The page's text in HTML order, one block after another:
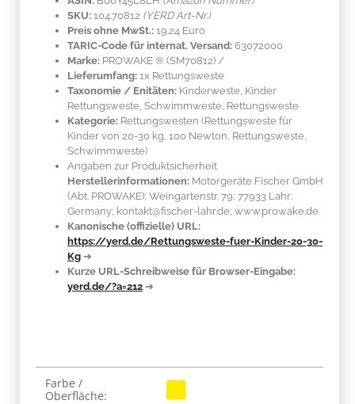
SKU: 104.70812 (YERD Art-Nr.)
Preis ohne MwSt.: 19.24 Euro
TARIC-Code für internat. Versand: 63072000
Marke: PROWAKE ® (SM70812) /
Lieferumfang: 1x Rettungsweste
Taxonomie / Enitäten: Kinderweste, Kinder
Rettungsweste, Schwimmweste, Rettungsweste
Kategorie: Rettungswesten (Rettungsweste für
Kinder von 20-30 kg, 100 Newton, Rettungsweste,
Schwimmweste)
Angaben zur Produktsicherheit
Herstellerinformationen: Motorgeräte Fischer GmbH
(Abt. PROWAKE); Weingartenstr. 79; 77933 Lahr;
Germany; kontakt@fischer-lahr.de; www.prowake.de
Kanonische (offizielle) URL:
https://yerd.de/Rettungsweste-fuer-Kinder-20-30-
Kg ➔
Kurze URL-Schreibweise für Browser-Eingabe:
yerd.de/?a=212 ➔
Produkteigenschaft
Wert
Farbe /
Oberfläche: